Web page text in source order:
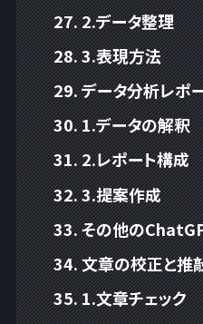
2.データ整理
3.表現方法
データ分析レポ
1.データの解釈
2.レポート構成
3.提案作成
その他の
文章の校正と推
1.文章チェック